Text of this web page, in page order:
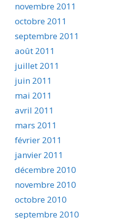
novembre 2011
octobre 2011
septembre 2011
août 2011
juillet 2011
juin 2011
mai 2011
avril 2011
mars 2011
février 2011
janvier 2011
décembre 2010
novembre 2010
octobre 2010
septembre 2010